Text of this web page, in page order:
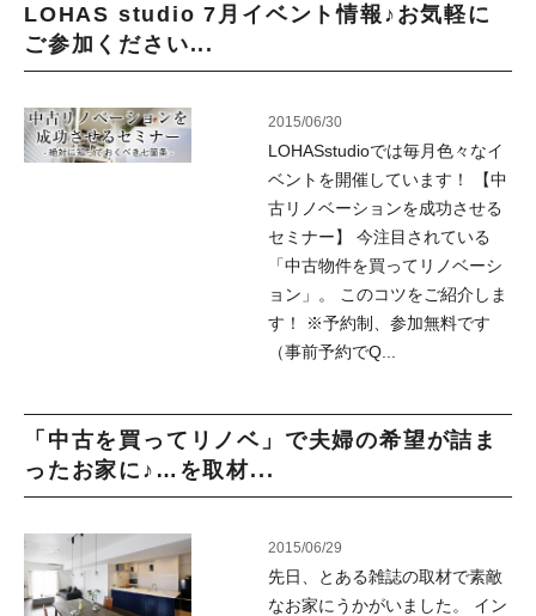
LOHAS studio 7月イベント情報♪お気軽に
ご参加ください...
2015/06/30
LOHASstudioでは毎月色々なイ
ベントを開催しています！ 【中
古リノベーションを成功させる
セミナー】 今注目されている
「中古物件を買ってリノベーシ
ョン」。 このコツをご紹介しま
す！ ※予約制、参加無料です
（事前予約でQ...
「中古を買ってリノベ」で夫婦の希望が詰ま
ったお家に♪…を取材...
2015/06/29
先日、とある雑誌の取材で素敵
なお家にうかがいました。 イン